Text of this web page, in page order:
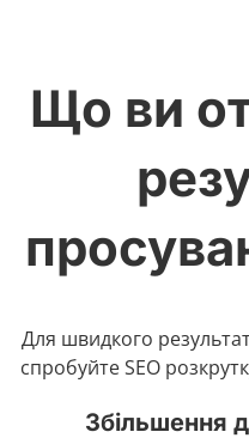
Що ви
Для швидкого
спробуйте SEO
Збільшення